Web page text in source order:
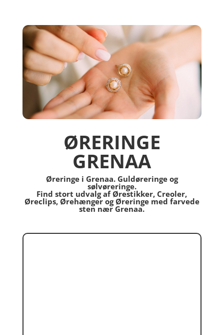
ØRERINGE
GRENAA
Øreringe i Grenaa. Guldøreringe og
sølvøreringe.
Find stort udvalg af Ørestikker, Creoler,
Øreclips, Ørehænger og Øreringe med farvede
sten nær Grenaa.